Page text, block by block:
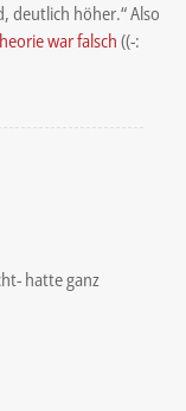
deutlich höher.“ Also
war falsch ((-:
hatte ganz